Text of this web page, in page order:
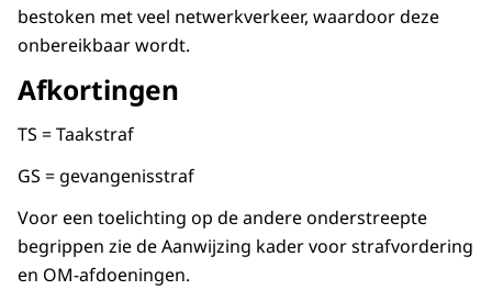
bestoken met veel netwerkverkeer, waardoor deze
onbereikbaar wordt.
Afkortingen
TS = Taakstraf
GS = gevangenisstraf
Voor een toelichting op de andere onderstreepte
begrippen zie de Aanwijzing kader voor strafvordering
en OM-afdoeningen.